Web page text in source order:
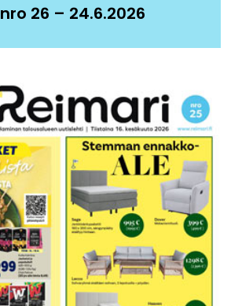
26 – 24.6.2026